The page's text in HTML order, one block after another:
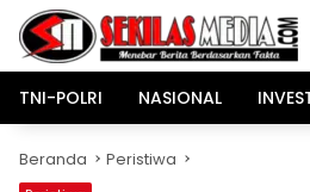
Langsung
konten
TNI-POLRI
NASIONAL
Beranda Peristiwa